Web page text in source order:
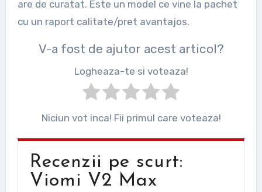
are de curatat. Este un model ce vine la pachet
cu un raport calitate/pret avantajos.
V-a fost de ajutor acest articol?
Logheaza-te si voteaza!
Niciun vot inca! Fii primul care voteaza!
Recenzii pe scurt:
Viomi V2 Max